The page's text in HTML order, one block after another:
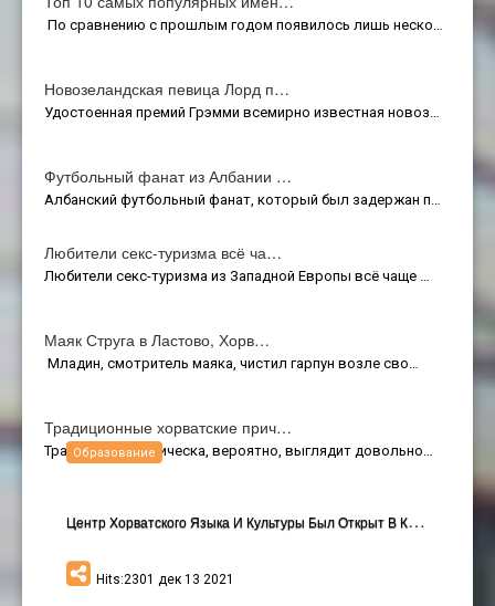
По сравнению с прошлым годом появилось лишь неско…
Новозеландская певица Лорд п…
Удостоенная премий Грэмми всемирно известная новоз…
Футбольный фанат из Албании …
Албанский футбольный фанат, который был задержан п…
Любители секс-туризма всё ча…
Любители секс-туризма из Западной Европы всё чаще …
Маяк Струга в Ластово, Хорв…
Младин, смотритель маяка, чистил гарпун возле сво…
Традиционные хорватские прич…
Традиционная прическа, вероятно, выглядит довольно…
Ц
Ентр Хорватского Языка И Культуры Был Открыт В Киеве
Hits:2301 дек 13 2021
Образование